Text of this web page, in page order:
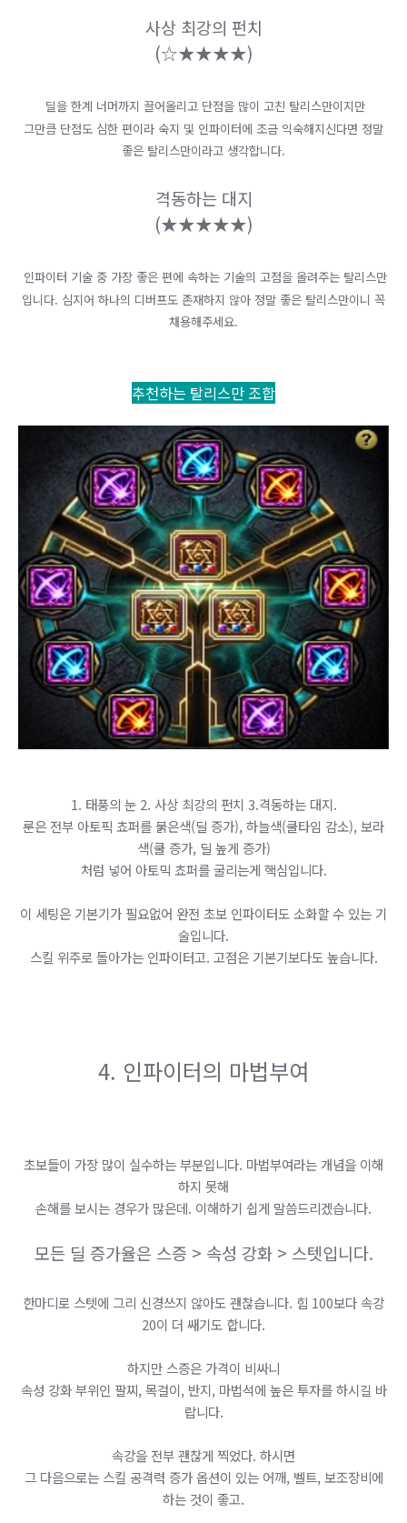
사상 최강의 펀치
(☆★​★​★​★)
딜을 한계 너머까지 끌어올리고 단점을 많이 고친 탈리스만이지만
그만큼 단점도 심한 편이라 숙지 및 인파이터에 조금 익숙해지신다면 정말
좋은 탈리스만이라고 생각합니다.
격동하는 대지
(★★​★​★​★)
인파이터 기술 중 가장 좋은 편에 속하는 기술의 고점을 올려주는 탈리스만
입니다. 심지어 하나의 디버프도 존재하지 않아 정말 좋은 탈리스만이니 꼭
채용해주세요.
추천하는 탈리스만 조합
​1. 태풍의 눈 2. 사상 최강의 펀치 3.격동하는 대지.
룬은 전부 아토픽 쵸퍼를 붉은색(딜 증가), 하늘색(쿨타임 감소), 보라
색(쿨 증가, 딜 높게 증가)
처럼 넣어 아토믹 쵸퍼를 굴리는게 핵심입니다.
이 세팅은 기본기가 필요없어 완전 초보 인파이터도 소화할 수 있는 기
술입니다.
스킬 위주로 돌아가는 인파이터고. 고점은 기본기보다도 높습니다.
4. 인파이터의 마법부여
초보들이 가장 많이 실수하는 부분입니다. 마법부여라는 개념을 이해
하지 못해
손해를 보시는 경우가 많은데. 이해하기 쉽게 말씀드리겠습니다.
모든 딜 증가율은 스증 > 속성 강화 > 스텟입니다.
한마디로 스텟에 그리 신경쓰지 않아도 괜찮습니다. 힘 100보다 속강
20이 더 쌔기도 합니다.
하지만 스증은 가격이 비싸니
속성 강화 부위인 팔찌, 목걸이, 반지, 마법석에 높은 투자를 하시길 바
랍니다.
속강을 전부 괜찮게 찍었다. 하시면
그 다음으로는 스킬 공격력 증가 옵션이 있는 어깨, 벨트, 보조장비에
하는 것이 좋고.